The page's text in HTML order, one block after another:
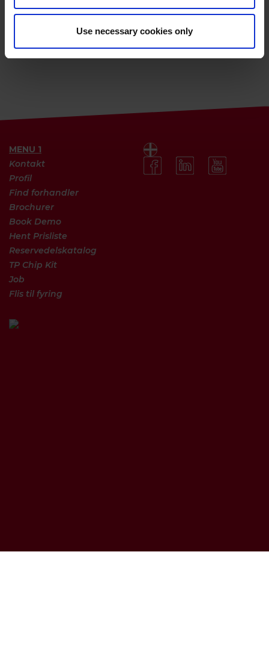
Use necessary cookies only
TEKNISKE DATA
MENU 1
Kontakt
Profil
Find forhandler
Brochurer
Book Demo
Hent Prisliste
Reservedelskatalog
TP Chip Kit
Job
Flis til fyring